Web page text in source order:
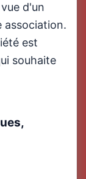
d'un
association.
est
souhaite